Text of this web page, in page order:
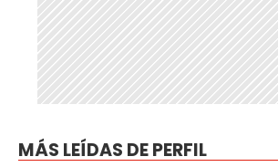
MÁS LEÍDAS DE PERFIL